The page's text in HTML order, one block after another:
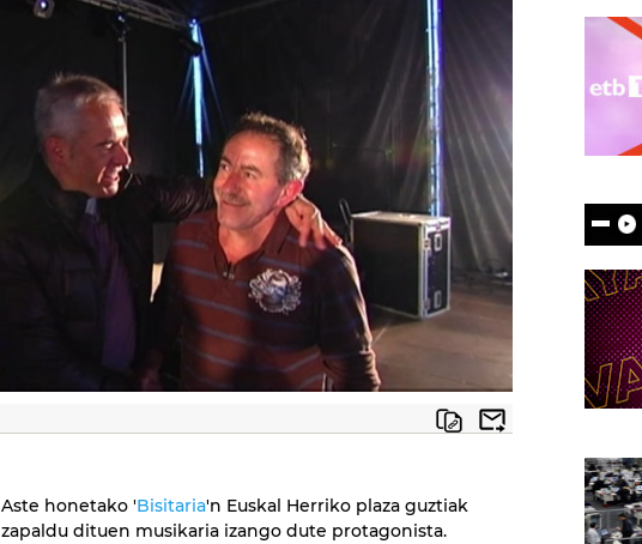
Aste honetako 'Bisitaria'n Euskal Herriko plaza guztiak
zapaldu dituen musikaria izango dute protagonista.